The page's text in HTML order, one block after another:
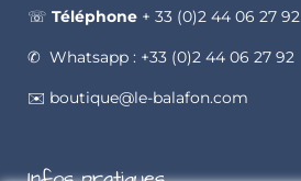
☏ Téléphone + 33 (0)2 44 06 27 92
✆ Whatsapp : +33 (0)2 44 06 27 92
✉️ boutique@le-balafon.com